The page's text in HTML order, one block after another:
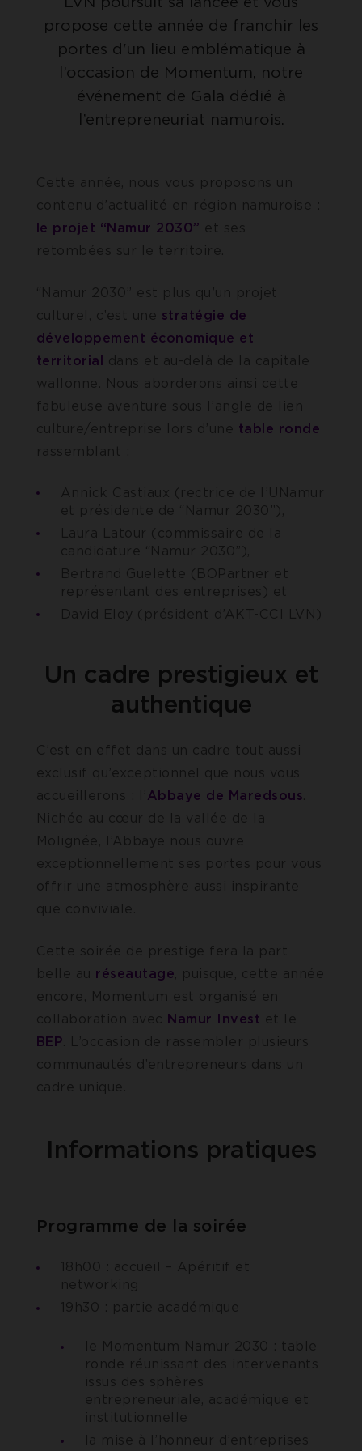
propose cette année de franchir les
portes d'un lieu emblématique à
l’occasion de Momentum, notre
événement de Gala dédié à
l’entrepreneuriat namurois.
Cette année, nous vous proposons un
contenu d’actualité en région namuroise :
le projet “Namur 2030” et ses
retombées sur le territoire.
“Namur 2030” est plus qu’un projet
culturel, c’est une stratégie de
développement économique et
territorial dans et au-delà de la capitale
wallonne. Nous aborderons ainsi cette
fabuleuse aventure sous l’angle de lien
culture/entreprise lors d’une table ronde
rassemblant :
Annick Castiaux (rectrice de l’UNamur
et présidente de “Namur 2030”),
Laura Latour (commissaire de la
candidature “Namur 2030”),
Bertrand Guelette (BOPartner et
représentant des entreprises) et
David Eloy (président d’AKT-CCI LVN)
Un cadre prestigieux et
authentique
C’est en effet dans un cadre tout aussi
exclusif qu’exceptionnel que nous vous
accueillerons : l’Abbaye de Maredsous.
Nichée au cœur de la vallée de la
Molignée, l’Abbaye nous ouvre
exceptionnellement ses portes pour vous
offrir une atmosphère aussi inspirante
que conviviale.
Cette soirée de prestige fera la part
belle au réseautage, puisque, cette année
encore, Momentum est organisé en
collaboration avec Namur Invest et le
BEP. L’occasion de rassembler plusieurs
communautés d’entrepreneurs dans un
cadre unique.
Informations pratiques
Programme de la soirée
18h00 : accueil – Apéritif et
networking
19h30 : partie académique
le Momentum Namur 2030 : table
ronde réunissant des intervenants
issus des sphères
entrepreneuriale, académique et
institutionnelle
la mise à l’honneur d’entreprises